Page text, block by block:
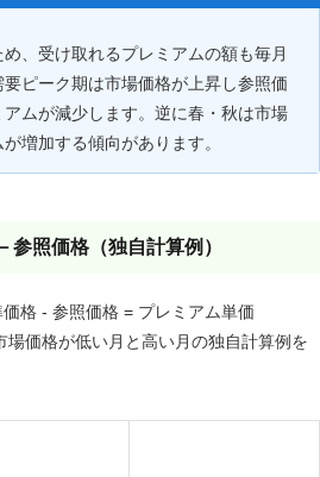
、受け取れるプレミアムの額も毎月
ピーク期は市場価格が上昇し参照価
ムが減少します。逆に春・秋は市場
増加する傾向があります。
参照価格（独自計算例）
格 - 参照価格 = プレミアム単価
場価格が低い月と高い月の独自計算例を